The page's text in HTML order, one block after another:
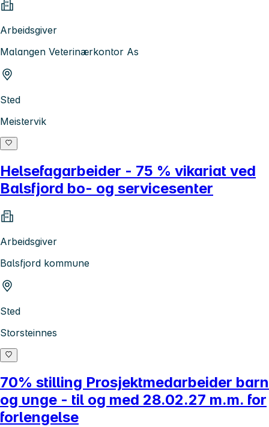
Arbeidsgiver
Malangen Veterinærkontor As
Sted
Meistervik
Helsefagarbeider - 75 % vikariat ved
Balsfjord bo- og servicesenter
Arbeidsgiver
Balsfjord kommune
Sted
Storsteinnes
70% stilling Prosjektmedarbeider barn
og unge - til og med 28.02.27 m.m. for
forlengelse